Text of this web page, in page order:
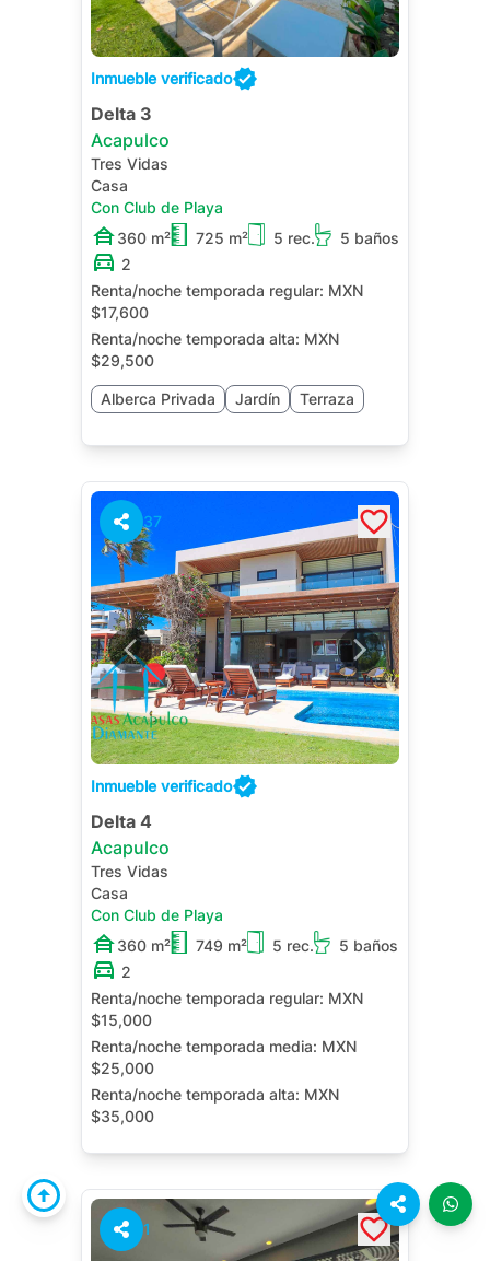
Inmueble verificado
Delta 3
Acapulco
Tres Vidas
Casa
Con Club de Playa
360 m²
725 m² 5 rec.
5 baños
2
Renta/noche temporada regular: MXN
$17,600
Renta/noche temporada alta: MXN
$29,500
Alberca Privada Jardín Terraza
37
Inmueble verificado
Delta 4
Acapulco
Tres Vidas
Casa
Con Club de Playa
360 m²
749 m² 5 rec.
5 baños
2
Renta/noche temporada regular: MXN
$15,000
Renta/noche temporada media: MXN
$25,000
Renta/noche temporada alta: MXN
$35,000
Alberca Privada
Terraza
1